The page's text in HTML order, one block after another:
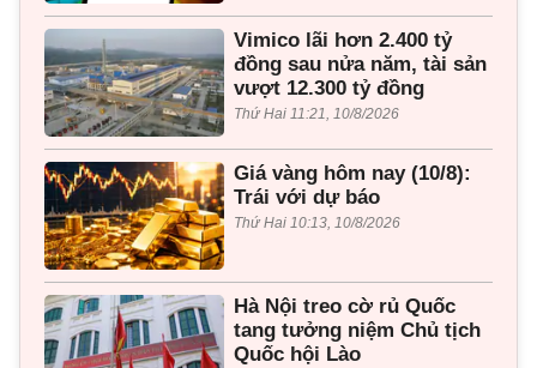
Vimico lãi hơn 2.400 tỷ
đồng sau nửa năm, tài sản
vượt 12.300 tỷ đồng
Thứ Hai 11:21, 10/8/2026
Giá vàng hôm nay (10/8):
Trái với dự báo
Thứ Hai 10:13, 10/8/2026
Hà Nội treo cờ rủ Quốc
tang tưởng niệm Chủ tịch
Quốc hội Lào